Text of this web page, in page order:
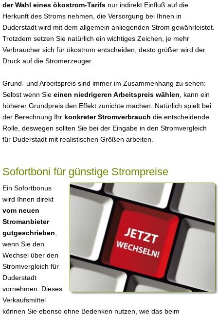
der Wahl eines ökostrom-Tarifs nur indirekt Einfluß auf die
Herkunft des Stroms nehmen, die Versorgung bei Ihnen in
Duderstadt wird mit dem allgemein anliegenden Strom gewährleistet.
Trotzdem setzen Sie natürlich ein wichtiges Zeichen, je mehr
Verbraucher sich für ökostrom entscheiden, desto größer wird der
Druck auf die Stromerzeuger.
Grund- und Arbeitspreis sind immer im Zusammenhang zu sehen:
Selbst wenn Sie einen niedrigeren Arbeitspreis wählen , kann ein
höherer Grundpreis den Effekt zunichte machen. Natürlich spielt bei
der Berechnung Ihr konkreter Stromverbrauch die entscheidende
Rolle, deswegen sollten Sie bei der Eingabe in den Stromvergleich
für Duderstadt mit realistischen Größen arbeiten.
Sofortboni für günstige Strompreise
Ein Sofortbonus
wird Ihnen direkt
vom neuen
Stromanbieter
gutgeschrieben
wenn Sie den
Wechsel über den
Stromvergleich für
Duderstadt
vornehmen. Dieses
Verkaufsmittel
können Sie ebenso ohne Bedenken nutzen, wie das beim